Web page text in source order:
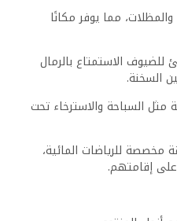
الذين يصلون
على اطلاع.
ممتعة في منتجع جاز ليتل